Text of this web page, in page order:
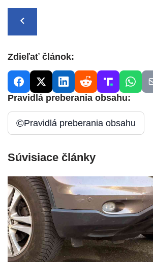
Zdieľať článok:
Pravidlá preberania obsahu:
©Pravidlá preberania obsahu
Súvisiace články